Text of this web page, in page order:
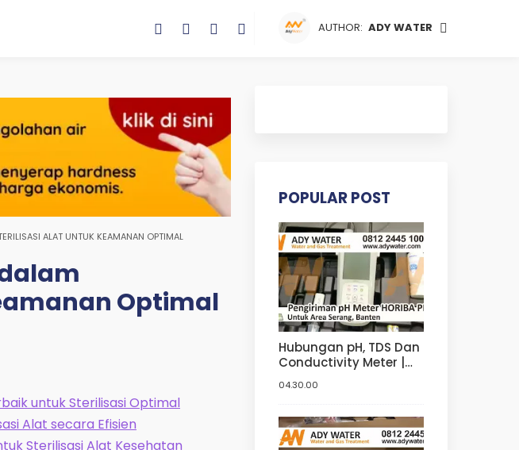
AUTHOR: ADY WATER
ALAT UNTUK KEAMANAN OPTIMAL
Optimal
untuk Sterilisasi Optimal
Alat secara Efisien
Sterilisasi Alat Kesehatan
POPULAR POST
Hubungan pH, TDS Dan
Conductivity Meter |
Meter di Bandung.
Jakarta
04.30.00